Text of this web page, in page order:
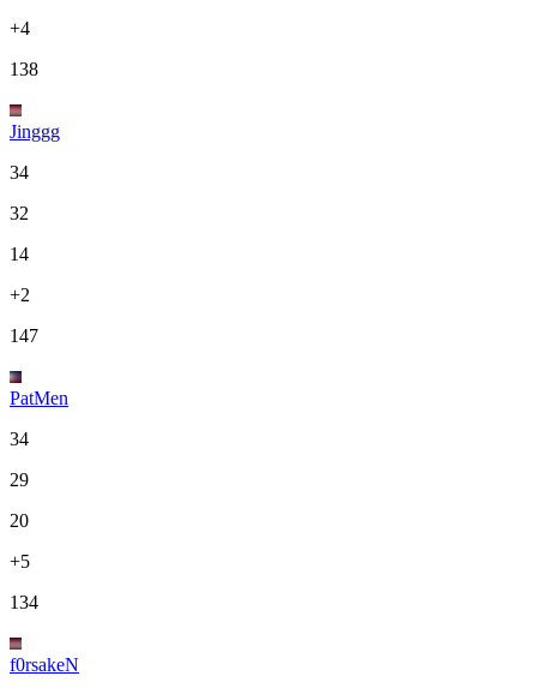
+4
138
Jinggg
34
32
14
+2
147
PatMen
34
29
20
+5
134
f0rsakeN